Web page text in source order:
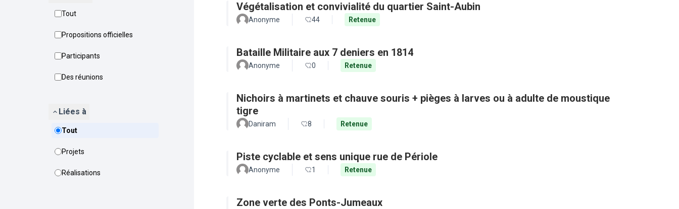
Tout
Propositions officielles
Participants
Des réunions
Liées à
Tout
Projets
Réalisations
Végétalisation et convivialité du quartier Saint-Aubin
Anonyme 44 Retenue
Bataille Militaire aux 7 deniers en 1814
Anonyme 0 Retenue
Nichoirs à martinets et chauve souris + pièges à larves ou à adulte de moustique
tigre
Daniram 8 Retenue
Piste cyclable et sens unique rue de Périole
Anonyme 1 Retenue
Zone verte des Ponts-Jumeaux